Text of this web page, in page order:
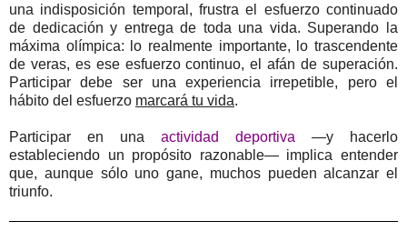
una indisposición temporal, frustra el esfuerzo continuado
de dedicación y entrega de toda una vida. Superando la
máxima olímpica: lo realmente importante, lo trascendente
de veras, es ese esfuerzo continuo, el afán de superación.
Participar debe ser una experiencia irrepetible, pero el
hábito del esfuerzo marcará tu vida.
Participar en una actividad deportiva —y hacerlo
estableciendo un propósito razonable— implica entender
que, aunque sólo uno gane, muchos pueden alcanzar el
triunfo.